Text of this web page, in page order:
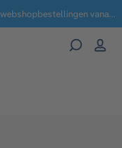
Geen administratie- en verzendkosten voor webshopbestellingen vanaf € 100,-.